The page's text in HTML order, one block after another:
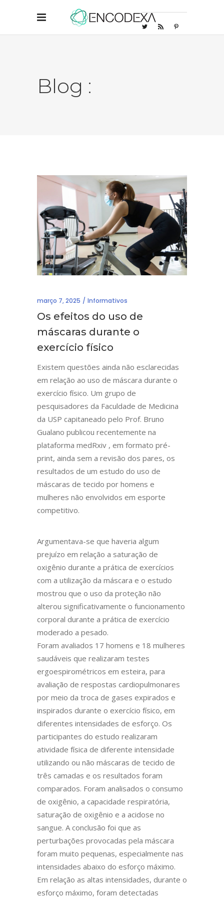
Blog :
março 7, 2025 Informativos
Os efeitos do uso de
máscaras durante o
exercício físico
Existem questões ainda não esclarecidas
em relação ao uso de máscara durante o
exercício físico. Um grupo de
pesquisadores da Faculdade de Medicina
da USP capitaneado pelo Prof. Bruno
Gualano publicou recentemente na
plataforma medRxiv , em formato pré-
print, ainda sem a revisão dos pares, os
resultados de um estudo do uso de
máscaras de tecido por homens e
mulheres não envolvidos em esporte
competitivo.
Argumentava-se que haveria algum
prejuízo em relação a saturação de
oxigênio durante a prática de exercícios
com a utilização da máscara e o estudo
mostrou que o uso da proteção não
alterou significativamente o funcionamento
corporal durante a prática de exercício
moderado a pesado.
Foram avaliados 17 homens e 18 mulheres
saudáveis que realizaram testes
ergoespirométricos em esteira, para
avaliação de respostas cardiopulmonares
por meio da troca de gases expirados e
inspirados durante o exercício físico, em
diferentes intensidades de esforço. Os
participantes do estudo realizaram
atividade física de diferente intensidade
utilizando ou não máscaras de tecido de
três camadas e os resultados foram
comparados. Foram analisados o consumo
de oxigênio, a capacidade respiratória,
saturação de oxigênio e a acidose no
sangue. A conclusão foi que as
perturbações provocadas pela máscara
foram muito pequenas, especialmente nas
intensidades abaixo do esforço máximo.
Em relação as altas intensidades, durante o
esforço máximo, foram detectadas